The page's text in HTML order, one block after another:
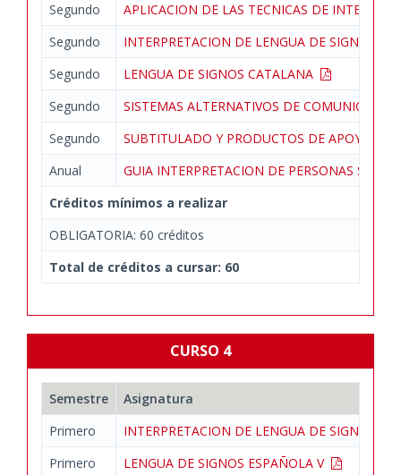
Segundo
APLICACION DE LAS TECNICAS DE
Segundo
INTERPRETACION DE LENGUA DE SIGNOS
Segundo
LENGUA DE SIGNOS CATALANA
Segundo
SISTEMAS ALTERNATIVOS DE
Segundo
SUBTITULADO Y PRODUCTOS DE APOYO
Anual
GUIA INTERPRETACION DE PERSONAS
Créditos mínimos a realizar
OBLIGATORIA: 60 créditos
Total de créditos a cursar: 60
CURSO 4
Semestre
Asignatura
Primero
INTERPRETACION DE LENGUA DE SIGNOS
Primero
LENGUA DE SIGNOS ESPAÑOLA V